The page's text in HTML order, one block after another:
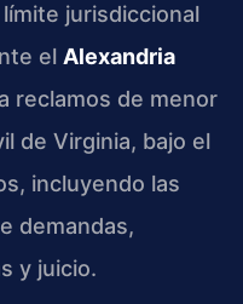
jurisdiccional
el Alexandria
reclamos de menor
de Virginia, bajo el
incluyendo las
demandas,
y juicio.